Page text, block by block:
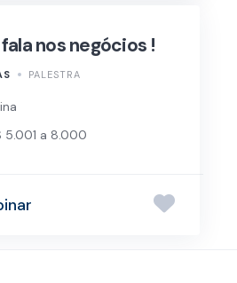
nos negócios !
PALESTRA
5.001 a 8.000